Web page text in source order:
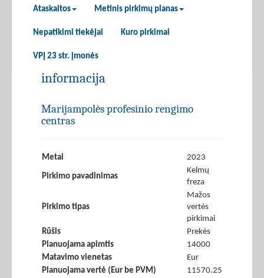
Ataskaitos Metinis pirkimų planas
Nepatikimi tiekėjai Kuro pirkimai
VPĮ 23 str. įmonės
informacija
Marijampolės profesinio rengimo
centras
Metai 2023
Pirkimo pavadinimas
Kelmų
freza
Pirkimo tipas
Mažos
vertės
pirkimai
Rūšis
Prekės
Planuojama apimtis
14000
Matavimo vienetas
Eur
Planuojama vertė (Eur be PVM)
11570.25